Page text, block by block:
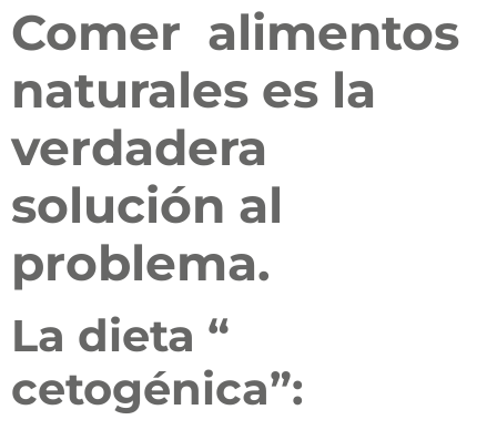
Comer alimentos
naturales es la
verdadera
solución al
problema.
La dieta “
cetogénica”: